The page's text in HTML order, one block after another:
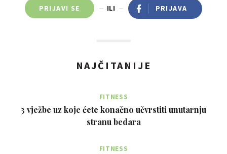
PRIJAVI SE ILI PRIJAVA
NAJČITANIJE
FITNESS
3 vježbe uz koje ćete konačno učvrstiti unutarnju
stranu bedara
FITNESS